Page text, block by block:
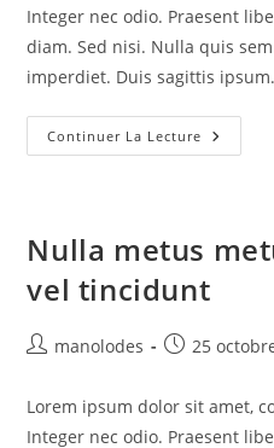
Integer nec odio. Praesent
diam. Sed nisi. Nulla quis
imperdiet. Duis sagittis
Continuer La Lecture
Nulla metus
vel tincidunt
manolodes 25
Lorem ipsum dolor sit amet,
Integer nec odio. Praesent